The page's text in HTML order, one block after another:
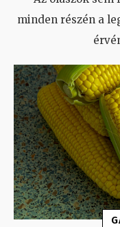
minden részén a